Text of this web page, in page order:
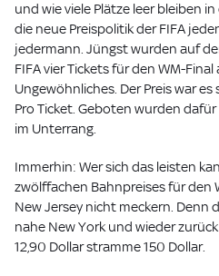
und wie viele Plätze leer bleiben
die neue Preispolitik der FIFA
jedermann. Jüngst wurden auf
FIFA vier Tickets für den WM-
Ungewöhnliches. Der Preis war
Pro Ticket. Geboten wurden
im Unterrang.
Immerhin: Wer sich das leisten
zwölffachen Bahnpreises für den
New Jersey nicht meckern. Denn
nahe New York und wieder
12,90 Dollar stramme 150 Dollar.